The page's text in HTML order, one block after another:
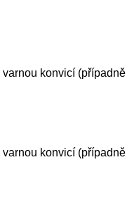
konvicí
konvicí